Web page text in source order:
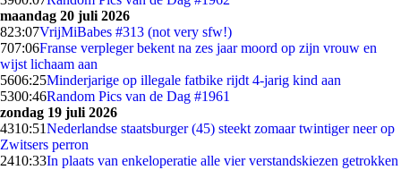
maandag 20 juli 2026
823:07VrijMiBabes #313 (not very sfw!)
707:06Franse verpleger bekent na zes jaar moord op zijn vrouw en
wijst lichaam aan
5606:25Minderjarige op illegale fatbike rijdt 4-jarig kind aan
5300:46Random Pics van de Dag #1961
zondag 19 juli 2026
4310:51Nederlandse staatsburger (45) steekt zomaar twintiger neer op
Zwitsers perron
2410:33In plaats van enkeloperatie alle vier verstandskiezen getrokken